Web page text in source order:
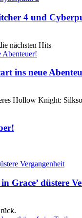
4 und
nächsten Hits
ins neue
Hollow Knight:
Grace’ düstere